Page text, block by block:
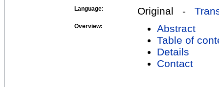
Language:
Original -
Overview:
Abstract
Table of
Details
Contact